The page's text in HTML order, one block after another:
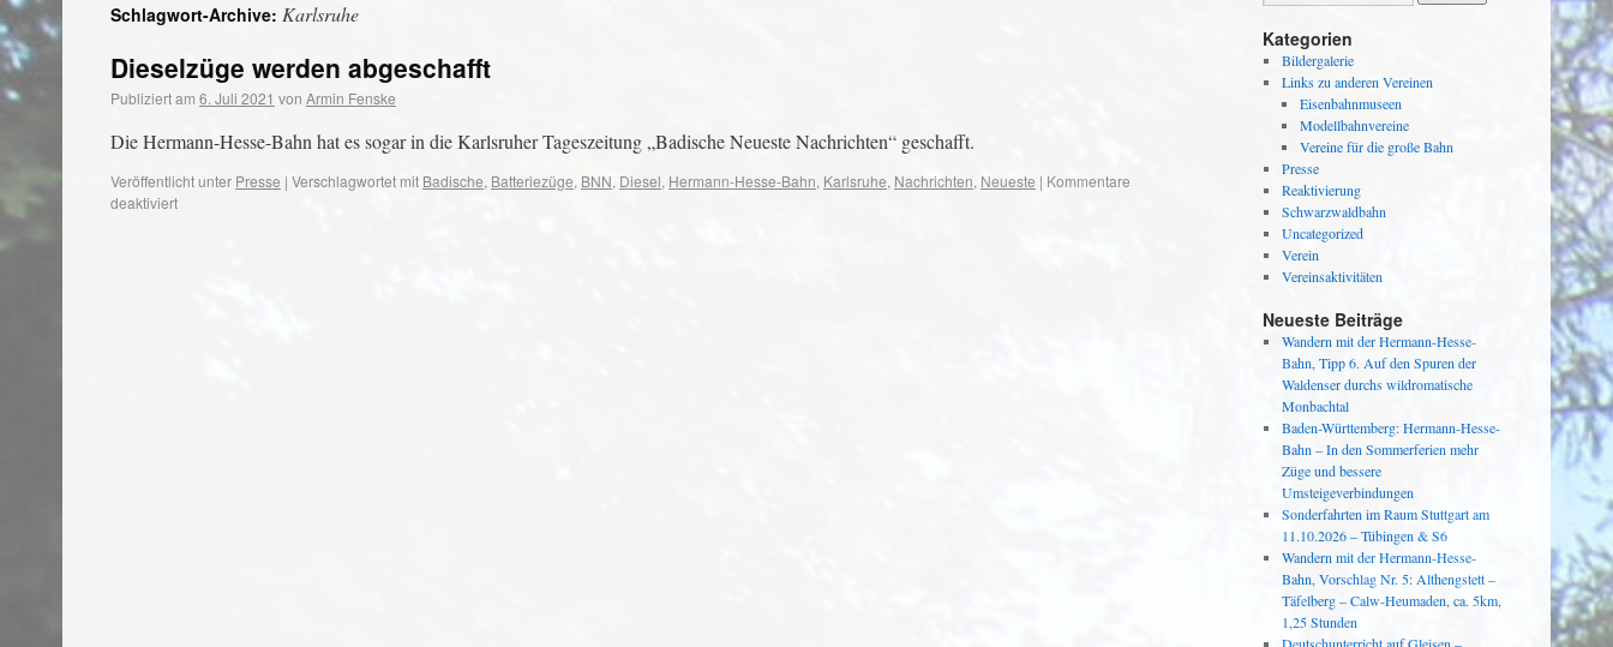
Schlagwort-Archive: Karlsruhe
Dieselzüge werden abgeschafft
Publiziert am 6. Juli 2021 von Armin Fenske
Die Hermann-Hesse-Bahn hat es sogar in die Karlsruher Tageszeitung „Badische Neueste Nachrichten“ geschafft.
Veröffentlicht unter Presse | Verschlagwortet mit Badische, Batteriezüge, BNN, Diesel, Hermann-Hesse-Bahn, Karlsruhe, Nachrichten, Neueste | Kommentare
deaktiviert
Kategorien
Bildergalerie
Links zu anderen Vereinen
Eisenbahnmuseen
Modellbahnvereine
Vereine für die große Bahn
Presse
Reaktivierung
Schwarzwaldbahn
Uncategorized
Verein
Vereinsaktivitäten
Neueste Beiträge
Wandern mit der Hermann-Hesse-
Bahn, Tipp 6. Auf den Spuren der
Waldenser durchs wildromatische
Monbachtal
Baden-Württemberg: Hermann-Hesse-
Bahn – In den Sommerferien mehr
Züge und bessere
Umsteigeverbindungen
Sonderfahrten im Raum Stuttgart am
11.10.2026 – Tübingen & S6
Wandern mit der Hermann-Hesse-
Bahn, Vorschlag Nr. 5: Althengstett –
Täfelberg – Calw-Heumaden, ca. 5km,
1,25 Stunden